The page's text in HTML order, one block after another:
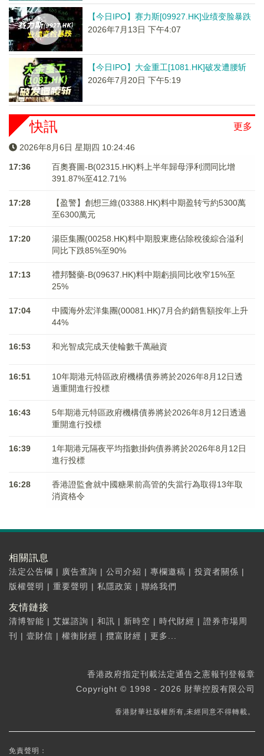
【今日IPO】赛力斯[09927.HK]业绩变脸暴跌
2026年7月13日 下午4:07
【今日IPO】大金重工[1081.HK]破发遭腰斩
2026年7月20日 下午5:19
更多
快訊
2026年8月6日 星期四 10:24:46
17:36
百奧賽圖-B(02315.HK)料上半年歸母淨利潤同比增
391.87%至412.71%
17:28
【盈警】創想三維(03388.HK)料中期盈转亏約5300萬
至6300萬元
17:20
湯臣集團(00258.HK)料中期股東應佔除稅後綜合溢利
同比下跌85%至90%
17:13
禮邦醫藥-B(09637.HK)料中期虧損同比收窄15%至
25%
17:04
中國海外宏洋集團(00081.HK)7月合約銷售額按年上升
44%
16:53 和光智成完成天使輪數千萬融資
16:51
10年期港元特區政府機構債券將於2026年8月12日透
過重開進行投標
16:43
5年期港元特區政府機構債券將於2026年8月12日透過
重開進行投標
16:39
1年期港元隔夜平均指數掛鉤債券將於2026年8月12日
進行投標
16:28
香港證監會就中國糖果前高管的失當行為取得13年取
消資格令
相關訊息
法定公告欄 | 廣告查詢 | 公司介紹 | 專欄邀稿 | 投資者關係 |
版權聲明 | 重要聲明 | 私隱政策 | 聯絡我們
友情鏈接
清博智能 | 艾媒諮詢 | 和訊 | 新時空 | 時代財經 | 證券市場周
刊
| 壹財信 | 權衡財經 | 攬富財經 | 更多...
香港政府指定刊載法定通告之憲報刊登報章
Copyright © 1998 - 2026 財華控股有限公司
香港財華社版權所有,未經同意不得轉載。
免責聲明：